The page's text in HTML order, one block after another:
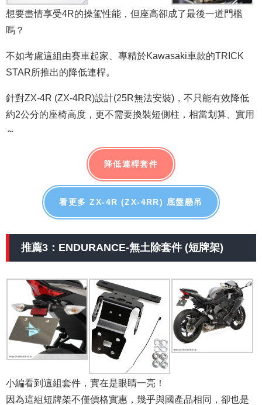
想要盡情享受4R的操駕性能，但座高卻成了最後一道門檻
嗎？
不如考慮這組由賽車起家、專精於Kawasaki車款的TRICK
STAR所推出的降低連桿。
針對ZX-4R (ZX-4RR)設計(25R無法安裝)，不只能有效降低
約2公分的座椅高度，更不需要換裝短側柱，相當划算、實用
～
降低連桿套件
看更多 ZX-4R (ZX-4RR) 底盤懸吊
推薦3：ENDURANCE-無土除套件 (短牌架)
小編看到這組套件，實在是眼睛一亮！
因為這組短牌架不僅價格實惠，幾乎與國產品相同，卻也是